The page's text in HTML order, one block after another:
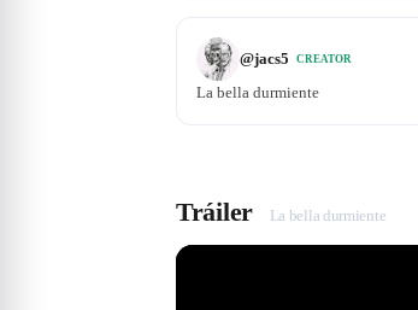
@jacs5 CREATOR
La bella durmiente
Tráiler La bella durmiente